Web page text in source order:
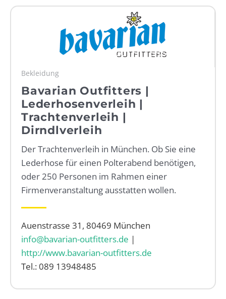
Bekleidung
Bavarian Outfitters |
Lederhosenverleih |
Trachtenverleih |
Dirndlverleih
Der Trachtenverleih in München. Ob Sie eine
Lederhose für einen Polterabend benötigen,
oder 250 Personen im Rahmen einer
Firmenveranstaltung ausstatten wollen.
Auenstrasse 31, 80469 München
info@bavarian-outfitters.de |
http://www.bavarian-outfitters.de
Tel.: 089 13948485